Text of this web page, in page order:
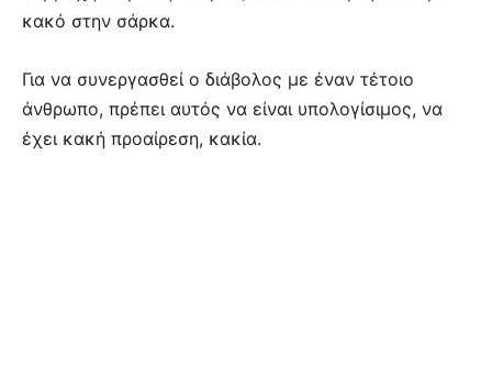
κακό στην σάρκα.
Για να συνεργασθεί ο διάβολος με έναν τέτοιο
άνθρωπο, πρέπει αυτός να είναι υπολογίσιμος, να
έχει κακή προαίρεση, κακία.